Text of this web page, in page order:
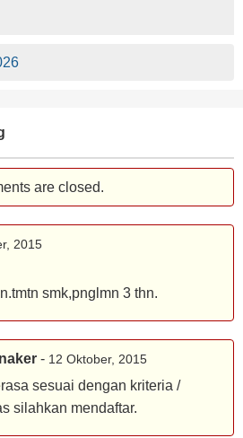
are closed.
2015
smk,pnglmn 3 thn.
- 12 Oktober, 2015
sesuai dengan kriteria /
silahkan mendaftar.